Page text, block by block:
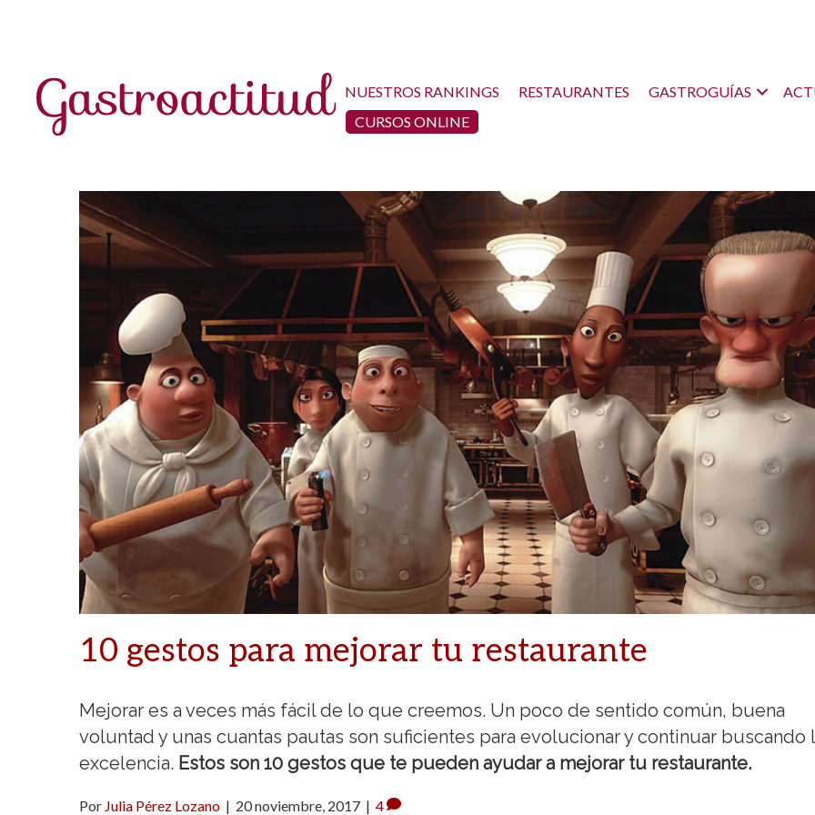
NUESTROS RANKINGS RESTAURANTES GASTROGUÍAS
CURSOS ONLINE
10 gestos para mejorar tu restaurante
Mejorar es a veces más fácil de lo que creemos. Un poco de sentido común, buena
voluntad y unas cuantas pautas son suficientes para evolucionar y continuar buscando
excelencia. Estos son 10 gestos que te pueden ayudar a mejorar tu restaurante.
Por Julia Pérez Lozano | 20 noviembre, 2017 | 4